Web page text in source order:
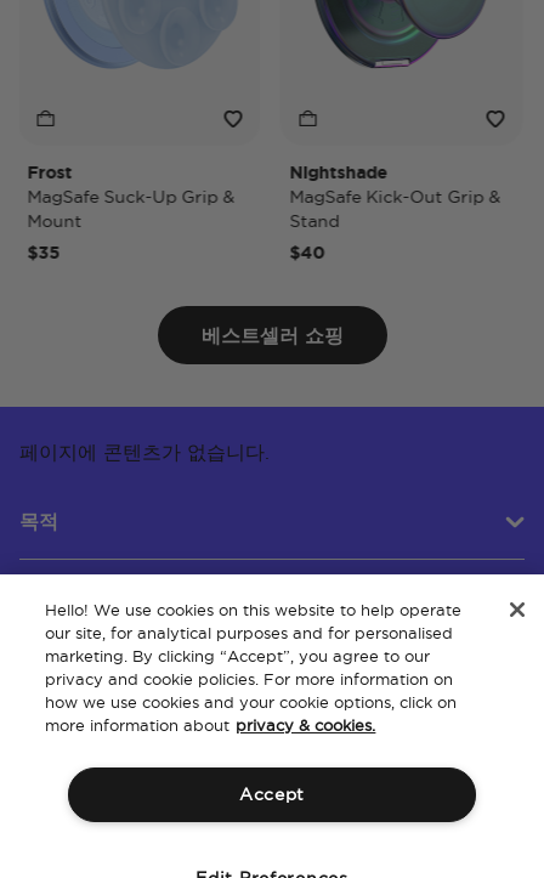
Frost
MagSafe Suck-Up Grip &
Mount
$35
Nightshade
MagSafe Kick-Out Grip &
Stand
$40
베스트셀러 쇼핑
페이지에 콘텐츠가 없습니다.
목적
고객 서비스
회사 소개
Hello! We use cookies on this website to help operate
our site, for analytical purposes and for personalised
marketing. By clicking “Accept”, you agree to our
privacy and cookie policies. For more information on
how we use cookies and your cookie options, click on
more information about privacy & cookies.
Accept